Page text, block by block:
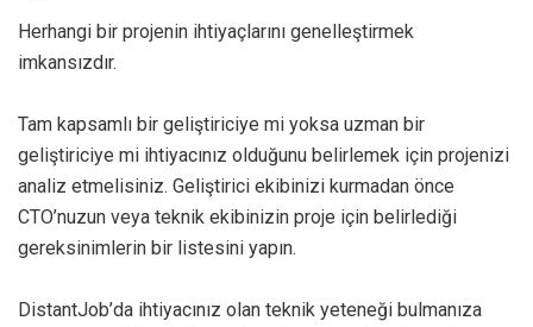
Herhangi bir projenin ihtiyaçlarını genelleştirmek
imkansızdır.
Tam kapsamlı bir geliştiriciye mi yoksa uzman bir
geliştiriciye mi ihtiyacınız olduğunu belirlemek için projenizi
analiz etmelisiniz. Geliştirici ekibinizi kurmadan önce
CTO’nuzun veya teknik ekibinizin proje için belirlediği
gereksinimlerin bir listesini yapın.
DistantJob’da ihtiyacınız olan teknik yeteneği bulmanıza